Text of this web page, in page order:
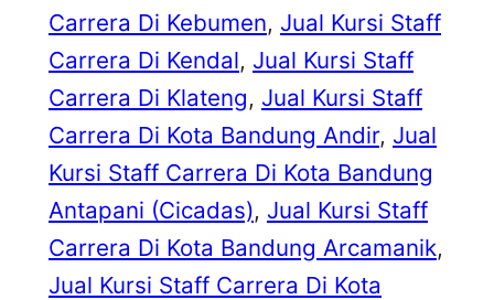
Carrera Di Kebumen, Jual Kursi Staff
Carrera Di Kendal, Jual Kursi Staff
Carrera Di Klateng, Jual Kursi Staff
Carrera Di Kota Bandung Andir, Jual
Kursi Staff Carrera Di Kota Bandung
Antapani (Cicadas), Jual Kursi Staff
Carrera Di Kota Bandung Arcamanik
Jual Kursi Staff Carrera Di Kota